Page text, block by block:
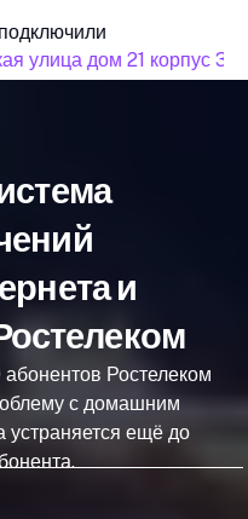
улица дом 21 корпус 3
и
Ростелеком
с домашним
устраняется ещё до